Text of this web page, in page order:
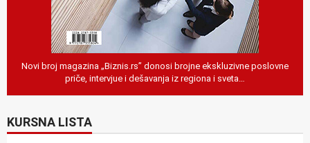
Novi broj magazina „Biznis.rs” donosi brojne ekskluzivne poslovne
priče, intervjue i dešavanja iz regiona i sveta…
KURSNA LISTA